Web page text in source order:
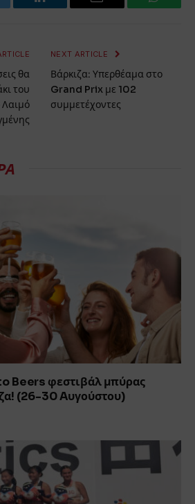
LinkedIn Email
θα
του
Λαιμό
NEXT ARTICLE
Βάρκιζα: Υπερθέαμα στο
Grand Prix με 102
συμμετέχοντες
Beers φεστιβάλ μπύρας
(26-30 Aυγούστου)